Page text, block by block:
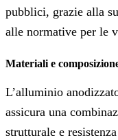
pubblici, grazie alla
alle normative per le
Materiali e
L’alluminio
assicura una
strutturale e